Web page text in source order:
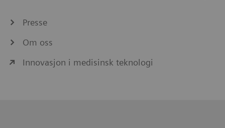
Presse
Om oss
Innovasjon i medisinsk teknologi